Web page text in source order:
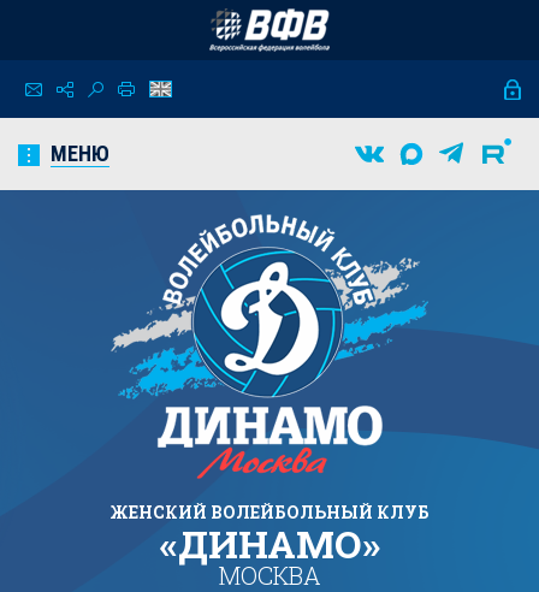
МЕНЮ
ЖЕНСКИЙ ВОЛЕЙБОЛЬНЫЙ КЛУБ
«ДИНАМО»
МОСКВА